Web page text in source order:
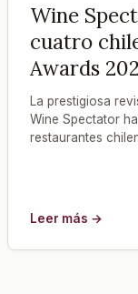
Wine
cuatro
Awards
La prestigiosa
Wine Spectator
restaurantes
Leer más →